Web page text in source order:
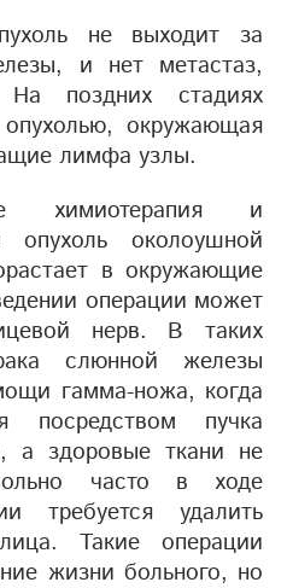
не выходит за
и нет метастаз,
На поздних стадиях
окружающая
лимфа узлы.
химиотерапия и
опухоль околоушной
в окружающие
операции может
нерв. В таких
слюнной железы
гамма-ножа, когда
посредством пучка
а здоровые ткани не
часто в ходе
требуется удалить
Такие операции
жизни больного, но